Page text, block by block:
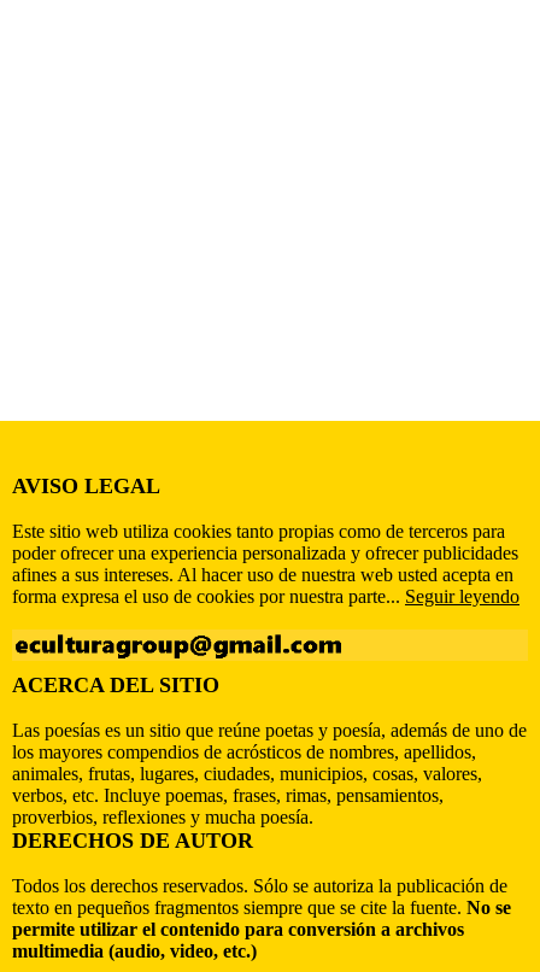
AVISO LEGAL
Este sitio web utiliza cookies tanto propias como de terceros para
poder ofrecer una experiencia personalizada y ofrecer publicidades
afines a sus intereses. Al hacer uso de nuestra web usted acepta en
forma expresa el uso de cookies por nuestra parte... Seguir leyendo
ACERCA DEL SITIO
Las poesías es un sitio que reúne poetas y poesía, además de uno de
los mayores compendios de acrósticos de nombres, apellidos,
animales, frutas, lugares, ciudades, municipios, cosas, valores,
verbos, etc. Incluye poemas, frases, rimas, pensamientos,
proverbios, reflexiones y mucha poesía.
DERECHOS DE AUTOR
Todos los derechos reservados. Sólo se autoriza la publicación de
texto en pequeños fragmentos siempre que se cite la fuente. No se
permite utilizar el contenido para conversión a archivos
multimedia (audio, video, etc.)